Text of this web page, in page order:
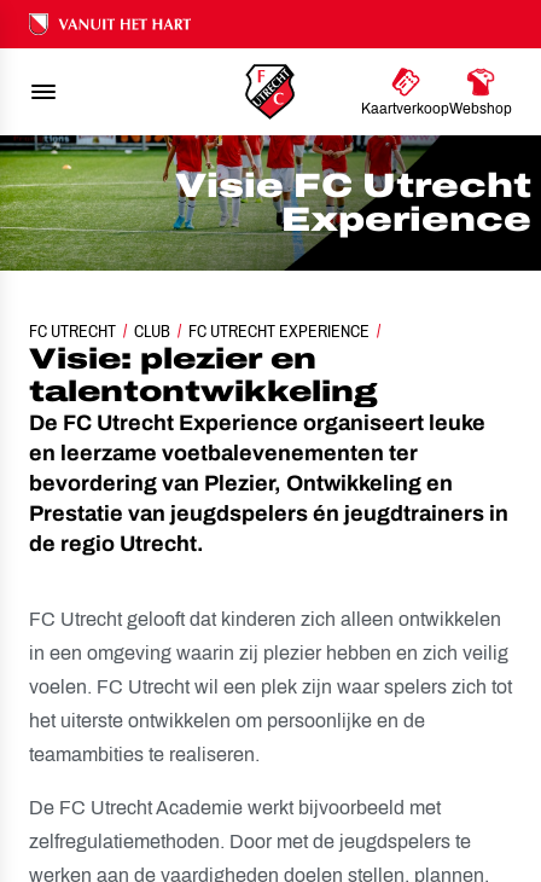
Ons nalatenschap
KaartverkoopWebshop
Visie FC Utrecht
Experience
FC UTRECHT CLUB FC UTRECHT EXPERIENCEVISIE
Visie: plezier en
talentontwikkeling
De FC Utrecht Experience organiseert leuke
en leerzame voetbalevenementen ter
bevordering van Plezier, Ontwikkeling en
Prestatie van jeugdspelers én jeugdtrainers in
de regio Utrecht.
FC Utrecht gelooft dat kinderen zich alleen ontwikkelen
in een omgeving waarin zij plezier hebben en zich veilig
voelen. FC Utrecht wil een plek zijn waar spelers zich tot
het uiterste ontwikkelen om persoonlijke en de
teamambities te realiseren.
De FC Utrecht Academie werkt bijvoorbeeld met
zelfregulatiemethoden. Door met de jeugdspelers te
werken aan de vaardigheden doelen stellen, plannen,